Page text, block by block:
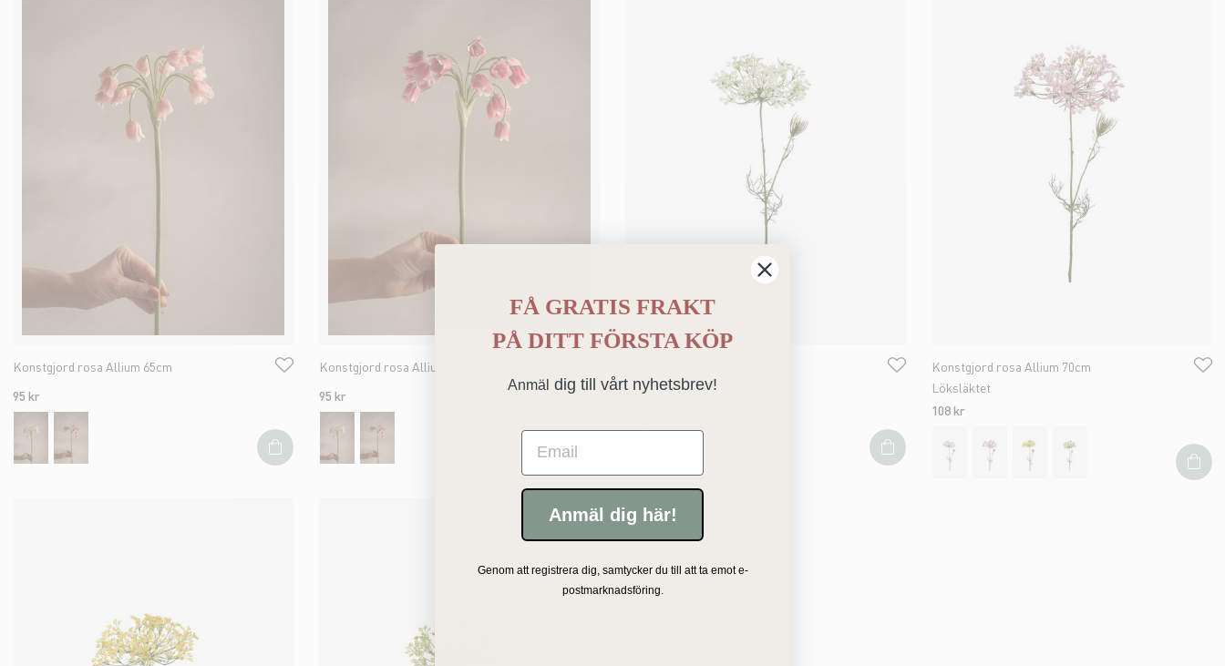
Konstgjord rosa Allium 65cm
95 kr
Konstgjord rosa Allium 65cm
95 kr
108 kr
Konstgjord rosa Allium 70cm
Löksläktet
108 kr
FÅ GRATIS FRAKT
PÅ DITT FÖRSTA KÖP
Anmäl dig till vårt nyhetsbrev!
Email
Anmäl dig här!
Genom att registrera dig, samtycker du till att ta emot e-
postmarknadsföring.